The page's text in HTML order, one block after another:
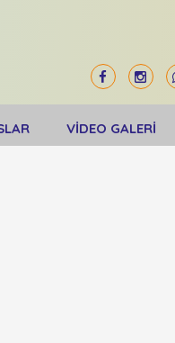
VİDEO GALERİ